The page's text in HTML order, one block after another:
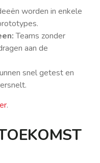
worden in enkele
Teams zonder
aan de
snel getest en
.